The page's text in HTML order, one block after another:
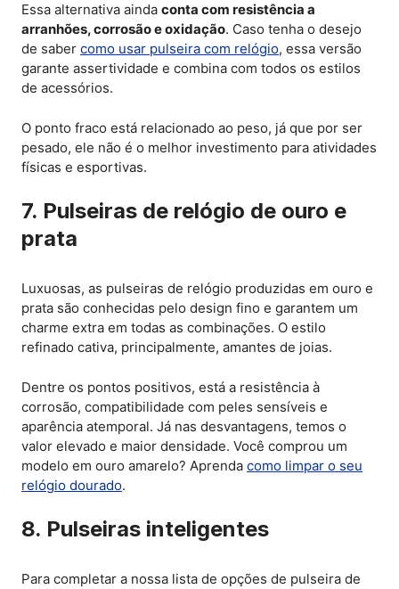
Essa alternativa ainda conta com resistência a
arranhões, corrosão e oxidação. Caso tenha o desejo
de saber como usar pulseira com relógio, essa versão
garante assertividade e combina com todos os estilos
de acessórios.
O ponto fraco está relacionado ao peso, já que por ser
pesado, ele não é o melhor investimento para atividades
físicas e esportivas.
7. Pulseiras de relógio de ouro e
prata
Luxuosas, as pulseiras de relógio produzidas em ouro e
prata são conhecidas pelo design fino e garantem um
charme extra em todas as combinações. O estilo
refinado cativa, principalmente, amantes de joias.
Dentre os pontos positivos, está a resistência à
corrosão, compatibilidade com peles sensíveis e
aparência atemporal. Já nas desvantagens, temos o
valor elevado e maior densidade. Você comprou um
modelo em ouro amarelo? Aprenda como limpar o seu
relógio dourado.
8. Pulseiras inteligentes
Para completar a nossa lista de opções de pulseira de